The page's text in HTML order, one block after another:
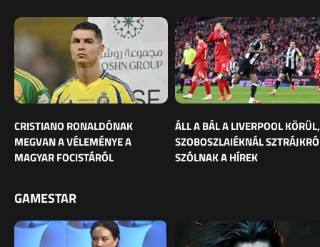
CRISTIANO RONALDÓNAK
MEGVAN A VÉLEMÉNYE A
MAGYAR FOCISTÁRÓL
ÁLL A BÁL A LIVERPOOL KÖRÜL,
SZOBOSZLAIÉKNÁL
SZÓLNAK A HÍREK
GAMESTAR